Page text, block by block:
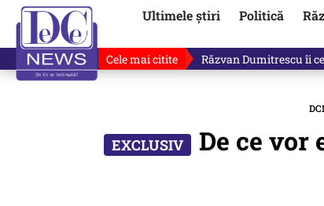
Ultimele știri Politică
Cele mai citite Răzvan Dumitrescu îi
De ce vor